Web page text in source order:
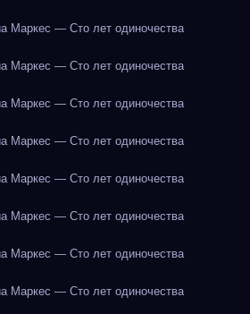
Маркес — Сто лет одиночества
Маркес — Сто лет одиночества
Маркес — Сто лет одиночества
Маркес — Сто лет одиночества
Маркес — Сто лет одиночества
Маркес — Сто лет одиночества
Маркес — Сто лет одиночества
Маркес — Сто лет одиночества